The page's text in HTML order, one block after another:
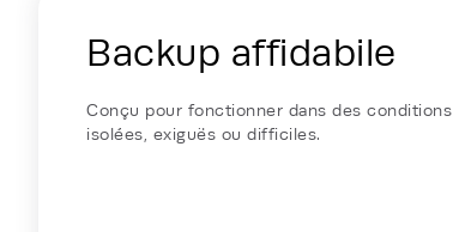
Backup affidabile
Conçu pour fonctionner dans des conditions
isolées, exiguës ou difficiles.